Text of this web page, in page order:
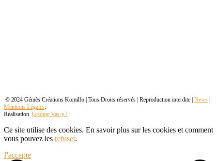
© 2024 Géniès Créations Komilfo | Tous Droits réservés | Reproduction interdite | News |
Mentions Légales
Réalisation Groupe Vas-y !
Ce site utilise des cookies. En savoir plus sur les cookies et comment
vous pouvez les refuser.
J'accepte